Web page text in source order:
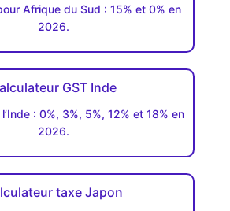
Afrique du Sud : 15% et 0% en
2026.
GST Inde
: 0%, 3%, 5%, 12% et 18% en
2026.
taxe Japon